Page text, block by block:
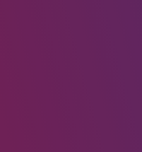
mapas